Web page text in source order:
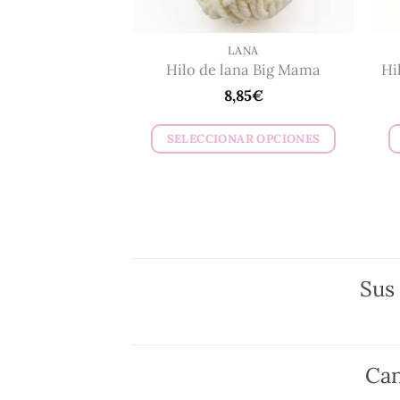
página
de
producto
LANA
Hilo de lana Big Mama
8,85€
SELECCIONAR OPCIONES